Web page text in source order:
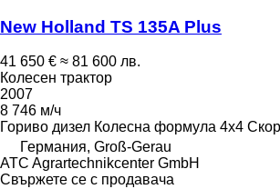
New Holland TS 135A Plus
41 650 € ≈ 81 600 лв.
Колесен трактор
2007
8 746 м/ч
Гориво дизел Колесна формула 4x4
Германия, Groß-Gerau
ATC Agrartechnikcenter GmbH
Свържете се с продавача